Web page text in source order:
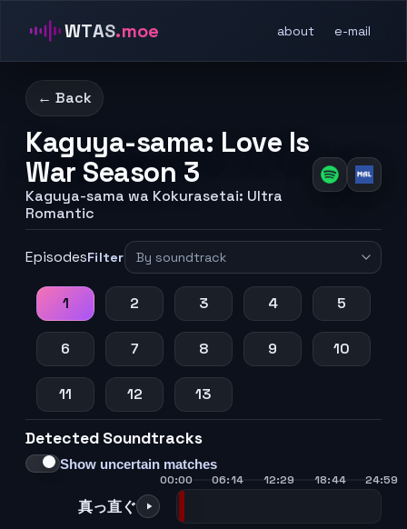
WTAS.moe about e-mail
← Back
Kaguya-sama: Love Is
War Season 3
Kaguya-sama wa Kokurasetai: Ultra
Romantic
EpisodesFilter
1 2 3 4 5
6 7 8 9 10
11 12 13
Detected Soundtracks
Show uncertain matches
真っ直ぐ
00:00 06:14 12:29 18:44 24:59